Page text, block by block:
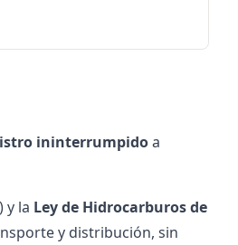
ininterrumpidoa
y la Ley de Hidrocarburos de
y distribución, sin